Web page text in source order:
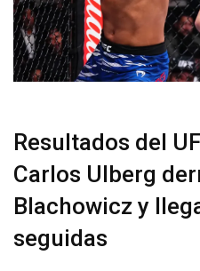
Resultados del
Carlos Ulberg
Blachowicz y
seguidas